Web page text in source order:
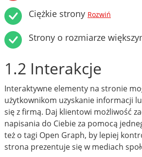
Ciężkie strony Rozwiń
Strony o rozmiarze
1.2 Interakcje
Interaktywne elementy na stronie
użytkownikom uzyskanie informacji
się z firmą. Daj klientowi możliwość
napisania do Ciebie za pomocą
też o tagi Open Graph, by lepiej
strona prezentuje się w mediach